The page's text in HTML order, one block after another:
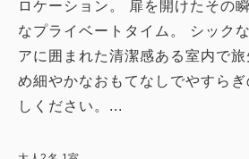
ロケーション。 扉を開けたその
なプライベートタイム。 シック
アに囲まれた清潔感ある室内で
め細やかなおもてなしでやすら
しください。...